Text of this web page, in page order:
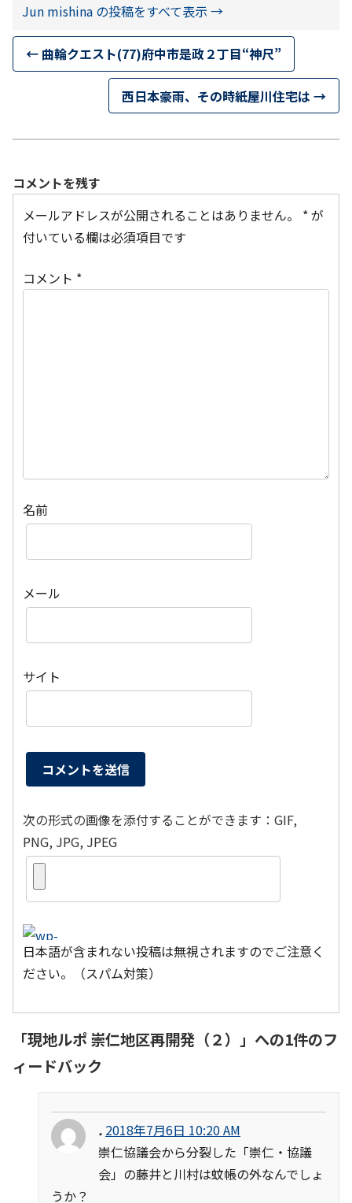
Jun mishina の投稿をすべて表示 →
← 曲輪クエスト(77)府中市是政２丁目“神尺”
西日本豪雨、その時紙屋川住宅は →
コメントを残す
メールアドレスが公開されることはありません。
*が
付いている欄は必須項目です
コメント *
名前
メール
サイト
次の形式の画像を添付することができます：GIF,
PNG, JPG, JPEG
日本語が含まれない投稿は無視されますのでご注意く
ださい。（スパム対策）
「現地ルポ 崇仁地区再開発（２） 」への1件のフ
ィードバック
. 2018年7月6日 10:20 AM
崇仁協議会から分裂した「崇仁・協議
会」の藤井と川村は蚊帳の外なんでしょ
うか？